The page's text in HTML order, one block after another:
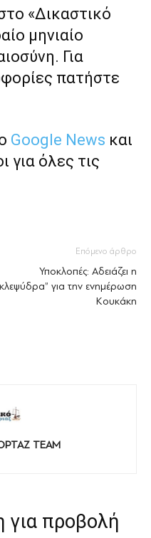
«Δικαστικό
μηνιαίο
Για
πατήστε
Google News και
για όλες τις
Επόμενο άρθρο
Υποκλοπές: Αδειάζει η
για την ενημέρωση
Κουκάκη
TEAM
για προβολή